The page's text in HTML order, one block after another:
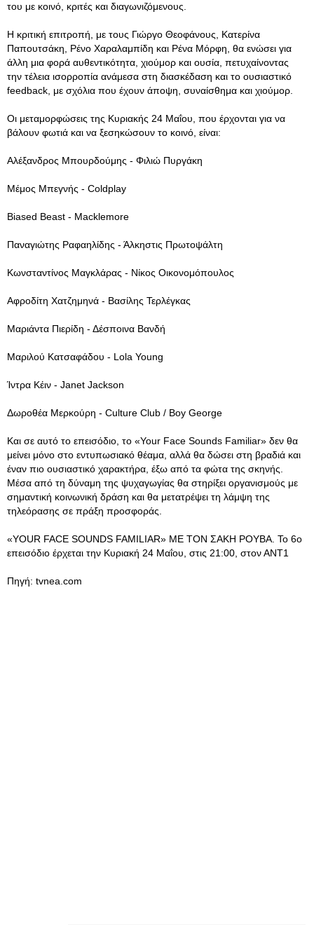
του με κοινό, κριτές και διαγωνιζόμενους.
Η κριτική επιτροπή, με τους Γιώργο Θεοφάνους, Κατερίνα
Παπουτσάκη, Ρένο Χαραλαμπίδη και Ρένα Μόρφη, θα ενώσει για
άλλη μια φορά αυθεντικότητα, χιούμορ και ουσία, πετυχαίνοντας
την τέλεια ισορροπία ανάμεσα στη διασκέδαση και το ουσιαστικό
feedback, με σχόλια που έχουν άποψη, συναίσθημα και χιούμορ.
Οι μεταμορφώσεις της Κυριακής 24 Μαΐου, που έρχονται για να
βάλουν φωτιά και να ξεσηκώσουν το κοινό, είναι:
Αλέξανδρος Μπουρδούμης - Φιλιώ Πυργάκη
Μέμος Μπεγνής - Coldplay
Biased Beast - Macklemore
Παναγιώτης Ραφαηλίδης - Άλκηστις Πρωτοψάλτη
Κωνσταντίνος Μαγκλάρας - Νίκος Οικονομόπουλος
Αφροδίτη Χατζημηνά - Βασίλης Τερλέγκας
Μαριάντα Πιερίδη - Δέσποινα Βανδή
Μαριλού Κατσαφάδου - Lola Young
Ίντρα Κέιν - Janet Jackson
Δωροθέα Μερκούρη - Culture Club / Boy George
Και σε αυτό το επεισόδιο, το «Your Face Sounds Familiar» δεν θα
μείνει μόνο στο εντυπωσιακό θέαμα, αλλά θα δώσει στη βραδιά και
έναν πιο ουσιαστικό χαρακτήρα, έξω από τα φώτα της σκηνής.
Μέσα από τη δύναμη της ψυχαγωγίας θα στηρίξει οργανισμούς με
σημαντική κοινωνική δράση και θα μετατρέψει τη λάμψη της
τηλεόρασης σε πράξη προσφοράς.
«YOUR FACE SOUNDS FAMILIAR» ΜΕ ΤΟΝ ΣΑΚΗ ΡΟΥΒΑ. Το 6ο
επεισόδιο έρχεται την Κυριακή 24 Μαΐου, στις 21:00, στον ΑΝΤ1
Πηγή: tvnea.com